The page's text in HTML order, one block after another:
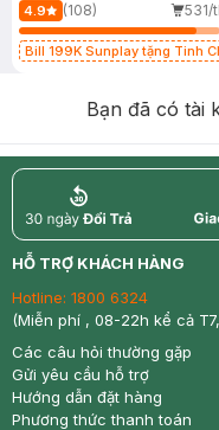
4.9 (108)
531/
Bill 199K Sunplay tặng Tinh
Bạn đã có tài
return
HỖ TRỢ KHÁCH HÀNG
Hotline: 1800 6324
(Miễn phí , 08-22h kể cả
Các câu hỏi thường gặp
Gửi yêu cầu hỗ trợ
Hướng dẫn đặt hàng
Phương thức thanh toán